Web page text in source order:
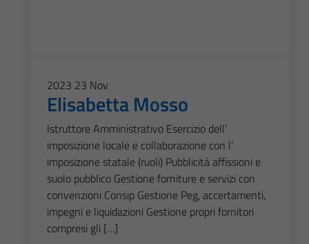
2023 23 Nov
Elisabetta Mosso
Istruttore Amministrativo Esercizio dell’
imposizione locale e collaborazione con l’
imposizione statale (ruoli) Pubblicità affissioni e
suolo pubblico Gestione forniture e servizi con
convenzioni Consip Gestione Peg, accertamenti,
impegni e liquidazioni Gestione propri fornitori
compresi gli […]